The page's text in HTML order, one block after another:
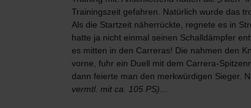
Trainingszeit gefahren. Natürlich wurde das
Als die Startzeit näherrückte, regnete es in
hatte ja nicht einmal seinen Schalldämpfer
es mitten in den Carreras! Die nahmen den
vorne, fuhr ein Duell mit dem Carrera-
dann feierte man den merkwürdigen Sieger.
vermtl. mit ca. 105 PS)